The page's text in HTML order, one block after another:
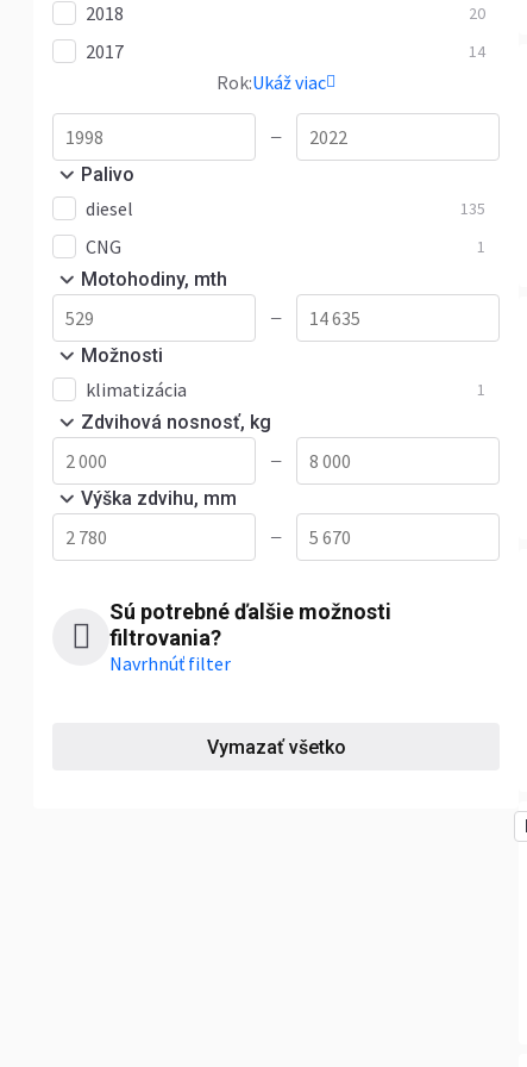
2018 20
2017 14
Rok:Ukáž viac
—
Palivo
diesel 135
CNG 1
Motohodiny, mth
—
Možnosti
klimatizácia 1
Zdvihová nosnosť, kg
—
Výška zdvihu, mm
—
Sú potrebné ďalšie možnosti
filtrovania?
Navrhnúť filter
Vymazať všetko